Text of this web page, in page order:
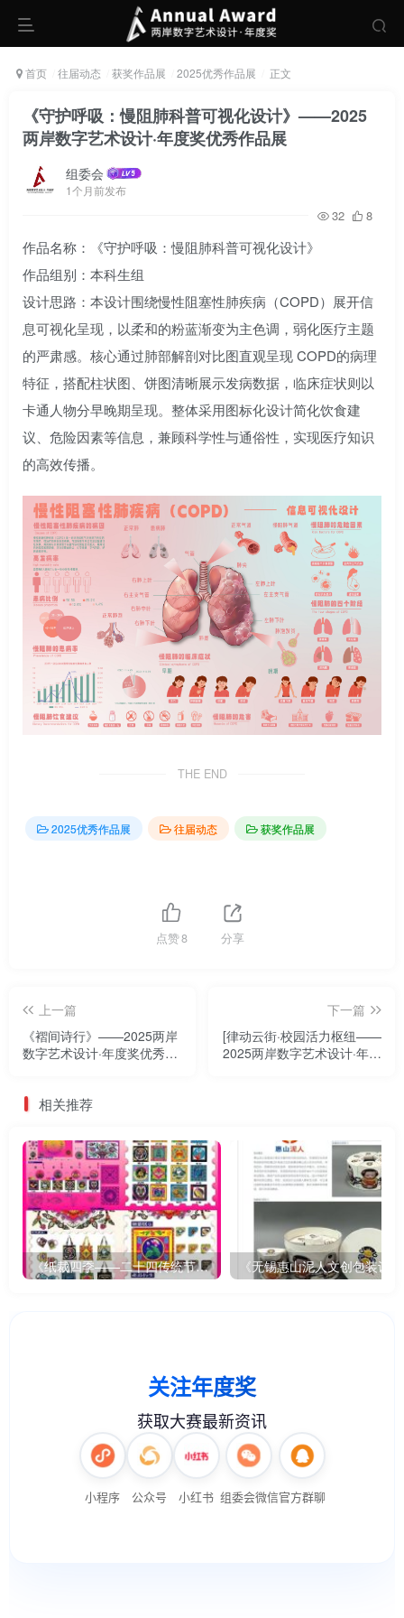
首页 往届动态 获奖作品展 2025优秀作品展 正文
《守护呼吸：慢阻肺科普可视化设计》——2025
两岸数字艺术设计·年度奖优秀作品展
组委会
1个月前发布
32 8
作品名称：《守护呼吸：慢阻肺科普可视化设计》
作品组别：本科生组
设计思路：本设计围绕慢性阻塞性肺疾病（COPD）展开信
息可视化呈现，以柔和的粉蓝渐变为主色调，弱化医疗主题
的严肃感。核心通过肺部解剖对比图直观呈现 COPD的病理
特征，搭配柱状图、饼图清晰展示发病数据，临床症状则以
卡通人物分早晚期呈现。整体采用图标化设计简化饮食建
议、危险因素等信息，兼顾科学性与通俗性，实现医疗知识
的高效传播。
THE END
2025优秀作品展 往届动态 获奖作品展
点赞8 分享
上一篇
《褶间诗行》——2025两岸
数字艺术设计·年度奖优秀作
下一篇
[律动云街·校园活力枢纽——
2025两岸数字艺术设计·年度
相关推荐
《纸裁四季——二十四传统节气文创设计》 《无锡惠山泥人文创包装设